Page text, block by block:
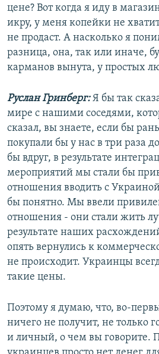
цене? Вот когда я иду в
икру, у меня копейки не
не продаст. А насколько я
разница, она, так или иначе,
карманов вынута, у простых
Руслан Гринберг:Я бы так
мире с нашими соседями,
сказал, вы знаете, если бы
покупали бы у нас в три раза
бы вдруг, в результате
мероприятий мы стали бы
отношения вводить с
бы понятно. Мы ввели
отношения - они стали жить
результате наших
опять вернулись к
не происходит. Украинцы
такие цены.
Поэтому я думаю, что, во-
ничего не получит, не только
и личный, о чем вы говорите.